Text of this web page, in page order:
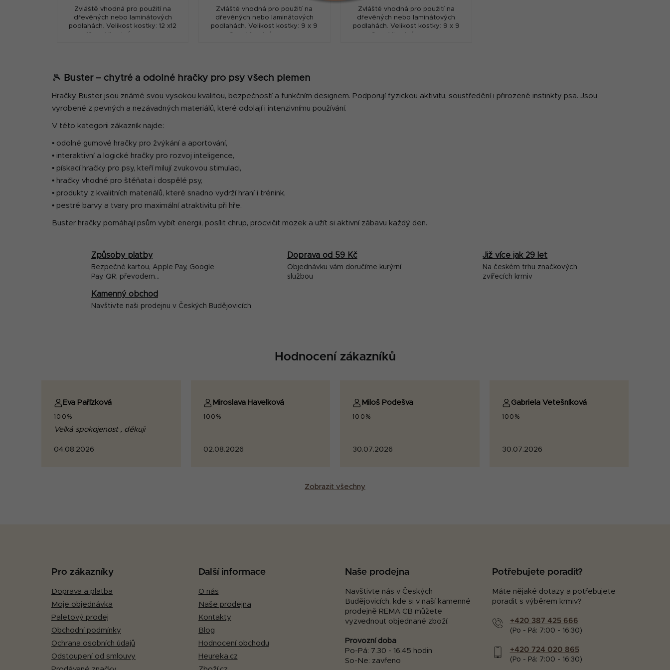
Zvláště vhodná pro použití na
dřevěných nebo laminátových
podlahách. Velikost kostky: 12 x12
x12cm, Vhodné pro psy s
Zvláště vhodná pro použití na
dřevěných nebo laminátových
podlahách. Velikost kostky: 9 x 9
x 9cm, Vhodné pro psy s
Zvláště vhodná pro použití na
dřevěných nebo laminátových
podlahách. Velikost kostky: 9 x 9
x 9cm, Vhodné pro psy s
á
d
p
u
🎾 Buster – chytré a odolné hračky pro psy všech plemen
Hračky Buster jsou známé svou vysokou kvalitou, bezpečností a funkčním designem. Podporují fyzickou aktivitu, soustředění i přirozené instinkty psa. Jsou
vyrobené z pevných a nezávadných materiálů, které odolají i intenzivnímu používání.
V této kategorii zákazník najde:
• odolné gumové hračky pro žvýkání a aportování,
• interaktivní a logické hračky pro rozvoj inteligence,
• pískací hračky pro psy, kteří milují zvukovou stimulaci,
• hračky vhodné pro štěňata i dospělé psy,
• produkty z kvalitních materiálů, které snadno vydrží hraní i trénink,
• pestré barvy a tvary pro maximální atraktivitu při hře.
Buster hračky pomáhají psům vybít energii, posílit chrup, procvičit mozek a užít si aktivní zábavu každý den.
Způsoby platby
Bezpečné kartou, Apple Pay, Google
Pay, QR, převodem...
Doprava od 59 Kč
Objednávku vám doručíme kurýrní
službou
Již více jak 29 let
Na českém trhu značkových
zvířecích krmiv
Kamenný obchod
Navštivte naši prodejnu v Českých Budějovicích
Hodnocení zákazníků
Eva Pařízková
100%
Velká spokojenost , děkuji
04.08.2026
Miroslava Havelková
100%
02.08.2026
Miloš Podešva
100%
30.07.2026
Gabriela Vetešníková
100%
30.07.2026
Zobrazit všechny
Pro zákazníky
Doprava a platba
Moje objednávka
Paletový prodej
Obchodní podmínky
Ochrana osobních údajů
Odstoupení od smlouvy
Další informace
O nás
Naše prodejna
Kontakty
Blog
Hodnocení obchodu
Heureka.cz
Naše prodejna
Navštivte nás v Českých
Budějovicích, kde si v naší kamenné
prodejně REMA CB můžete
vyzvednout objednané zboží.
Provozní doba
Po-Pá: 7.30 - 16.45 hodin
So-Ne: zavřeno
Potřebujete poradit?
Máte nějaké dotazy a potřebujete
poradit s výběrem krmiv?
+420 387 425 666
(Po - Pá: 7:00 - 16:30)
+420 724 020 865
(Po - Pá: 7:00 - 16:30)